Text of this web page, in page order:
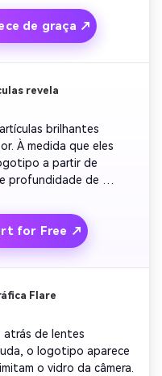
calmo.
de graça ↗
revela
brilhantes
À medida que eles
a partir de
profundidade de
Terminar limpo
em meio a brilhos
for Free ↗
Flare
atrás de lentes
o logotipo aparece
o vidro da câmera.